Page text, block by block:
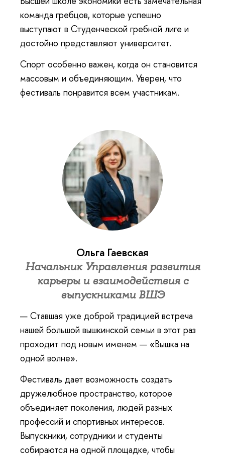
команда гребцов, которые успешно
выступают в Студенческой гребной лиге и
достойно представляют университет.
Спорт особенно важен, когда он становится
массовым и объединяющим. Уверен, что
фестиваль понравится всем участникам.
Ольга Гаевская
Начальник Управления развития
карьеры и взаимодействия с
выпускниками ВШЭ
— Ставшая уже доброй традицией встреча
нашей большой вышкинской семьи в этот раз
проходит под новым именем — «Вышка на
одной волне».
Фестиваль дает возможность создать
дружелюбное пространство, которое
объединяет поколения, людей разных
профессий и спортивных интересов.
Выпускники, сотрудники и студенты
собираются на одной площадке, чтобы